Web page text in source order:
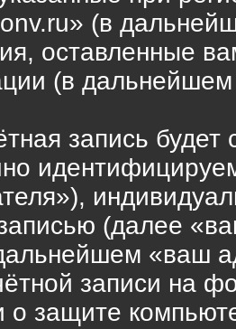
(в
оставленные
(в
запись
(далее
«ваш
записи на
о защите